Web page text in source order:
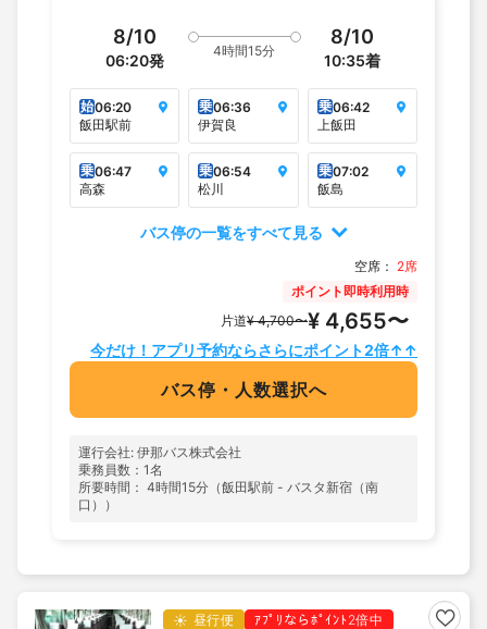
8/10
06:20発
4時間15分
8/10
10:35着
始06:20
飯田駅前
乗06:36
伊賀良
乗06:42
上飯田
乗06:47
高森
乗06:54
松川
乗07:02
飯島
バス停の一覧をすべて見る
空席： 2席
ポイント即時利用時
片道¥ 4,700〜¥ 4,655〜
今だけ！アプリ予約ならさらにポイント2倍↑↑
バス停・人数選択へ
運行会社: 伊那バス株式会社
乗務員数：1名
所要時間： 4時間15分（飯田駅前 - バスタ新宿（南
口））
昼行便 ｱﾌﾟﾘならﾎﾟｲﾝﾄ2倍中